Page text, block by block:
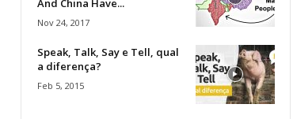
And China Have...
Nov 24, 2017
Speak, Talk, Say e Tell, qual
a diferença?
Feb 5, 2015